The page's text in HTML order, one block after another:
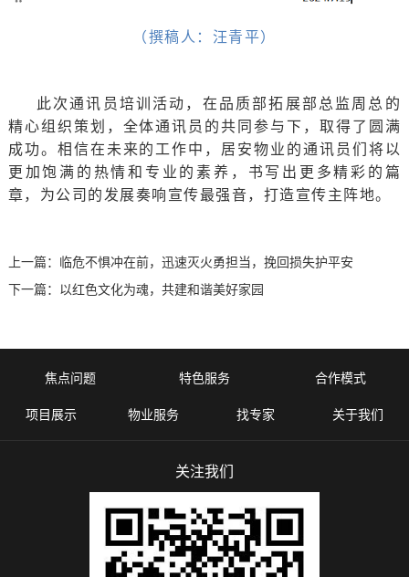
（撰稿人：汪青平）
此次通讯员培训活动，在品质部拓展部总监周总的
精心组织策划，全体通讯员的共同参与下，取得了圆满
成功。相信在未来的工作中，居安物业的通讯员们将以
更加饱满的热情和专业的素养，书写出更多精彩的篇
章，为公司的发展奏响宣传最强音，打造宣传主阵地。
上一篇： 临危不惧冲在前，迅速灭火勇担当，挽回损失护平安
下一篇： 以红色文化为魂，共建和谐美好家园
焦点问题 特色服务 合作模式
项目展示 物业服务 找专家 关于我们
关注我们